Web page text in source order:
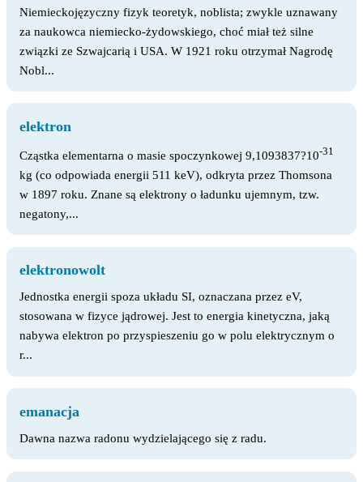
Niemieckojęzyczny fizyk teoretyk, noblista; zwykle uznawany
za naukowca niemiecko-żydowskiego, choć miał też silne
związki ze Szwajcarią i USA. W 1921 roku otrzymał Nagrodę
Nobl...
elektron
Cząstka elementarna o masie spoczynkowej 9,1093837?10-31
kg (co odpowiada energii 511 keV), odkryta przez Thomsona
w 1897 roku. Znane są elektrony o ładunku ujemnym, tzw.
negatony,...
elektronowolt
Jednostka energii spoza układu SI, oznaczana przez eV,
stosowana w fizyce jądrowej. Jest to energia kinetyczna, jaką
nabywa elektron po przyspieszeniu go w polu elektrycznym o
r...
emanacja
Dawna nazwa radonu wydzielającego się z radu.